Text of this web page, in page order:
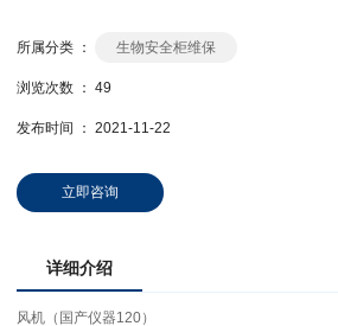
所属分类 ： 生物安全柜维保
浏览次数 ： 49
发布时间 ： 2021-11-22
立即咨询
详细介绍
风机（国产仪器120）